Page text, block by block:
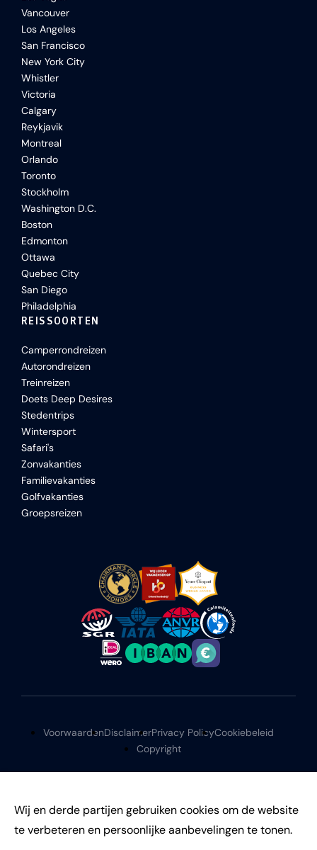
Wij en derde partijen gebruiken cookies om de website
te verbeteren en persoonlijke aanbevelingen te tonen.
Vancouver
Los Angeles
San Francisco
New York City
Whistler
Victoria
Calgary
Reykjavik
Montreal
Orlando
Toronto
Stockholm
Washington D.C.
Boston
Edmonton
Ottawa
Quebec City
San Diego
Philadelphia
REISSOORTEN
Camperrondreizen
Autorondreizen
Treinreizen
Doets Deep Desires
Stedentrips
Wintersport
Safari's
Zonvakanties
Familievakanties
Golfvakanties
Groepsreizen
VoorwaardenDisclaimerPrivacy PolicyCookiebeleid
Copyright